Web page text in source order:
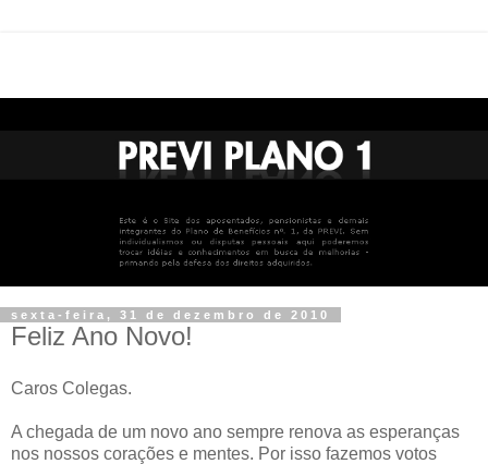
sexta-feira, 31 de dezembro de 2010
Feliz Ano Novo!
Caros Colegas.
A chegada de um novo ano sempre renova as esperanças
nos nossos corações e mentes. Por isso fazemos votos